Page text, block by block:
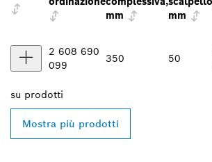
mm
mm
2 608 690
099
350 50
su prodotti
Mostra più prodotti